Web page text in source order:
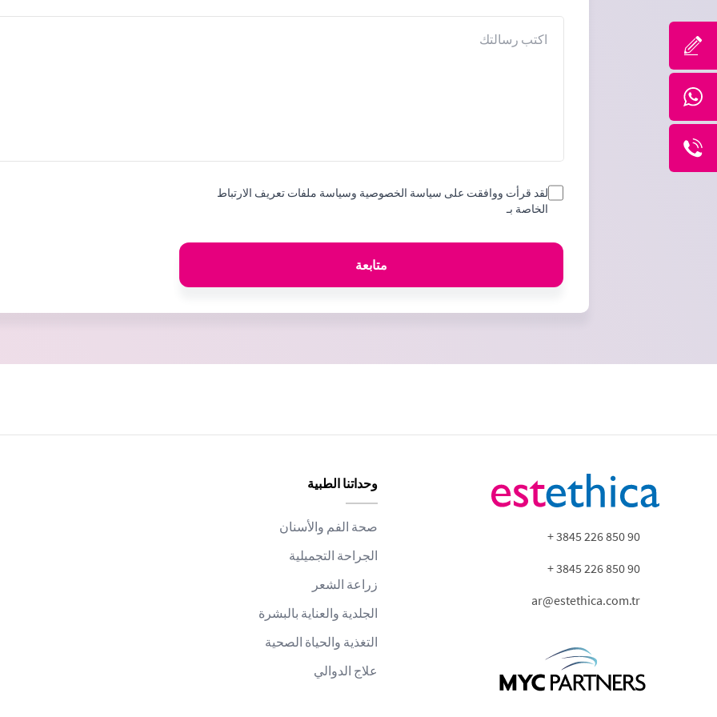
+1
لقد قرأت ووافقت على سياسة الخصوصية وسياسة ملفات تعريف الارتباط
الخاصة بـ
متابعة
90 850 226 3845 +
90 850 226 3845 +
ar@estethica.com.tr
وحداتنا الطبية
صحة الفم والأسنان
الجراحة التجميلية
زراعة الشعر
الجلدية والعناية بالبشرة
التغذية والحياة الصحية
علاج الدوالي